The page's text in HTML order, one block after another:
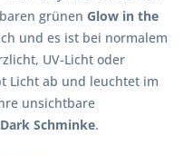
grünen Glow in the
und es ist bei normalem
UV-Licht oder
Licht ab und leuchtet im
unsichtbare
Schminke.